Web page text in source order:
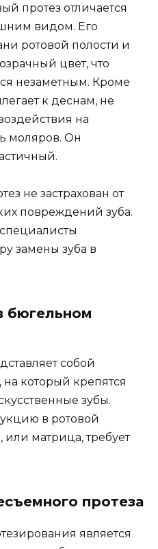
протез отличается
видом. Его
ротовой полости и
цвет, что
незаметным. Кроме
к деснам, не
на
моляров. Он
не застрахован от
повреждений зуба.
замены зуба в
бюгельном
собой
который крепятся
зубы.
в ротовой
или матрица, требует
протеза
является